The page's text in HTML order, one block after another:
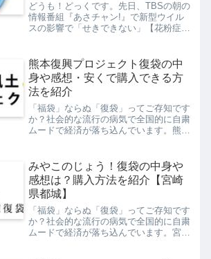
どうも！どっくです。先日、TBSの朝の
情報番組『あさチャン!』で新型ウイル
スの影響で「せきできない」【花粉症バ
た。番組では新型ウイルスの影響で密集
した乗り物や空間で咳や...
熊本復興プロジェクト復袋の中
身や感想・安くで購入できる方
法を紹介
「福袋」ならぬ「復袋」ってご存知です
か？社会的な流行の病気で全国的に自粛
ムードで経済が落ち込んでいます。熊本
えておりその対策として食料品などを
「復袋」として通販し販売し...
みやこのじょう！復袋の中身や
感想は？購入方法を紹介【宮崎
県都城】
「福袋」ならぬ「復袋」ってご存知です
か？社会的な流行の病気で全国的に自粛
ムードで経済が落ち込んでいます。宮崎